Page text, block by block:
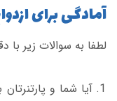
آمادگی برای
لطفا به سوالات زیر
آیا شما و